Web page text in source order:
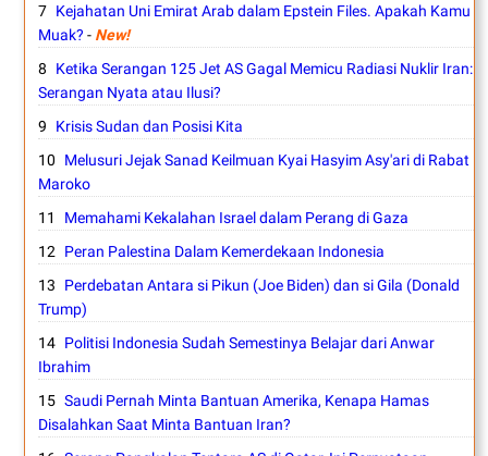
Kejahatan Uni Emirat Arab dalam Epstein Files. Apakah Kamu
Muak? - New!
Ketika Serangan 125 Jet AS Gagal Memicu Radiasi Nuklir Iran:
Serangan Nyata atau Ilusi?
Krisis Sudan dan Posisi Kita
Melusuri Jejak Sanad Keilmuan Kyai Hasyim Asy'ari di Rabat
Maroko
Memahami Kekalahan Israel dalam Perang di Gaza
Peran Palestina Dalam Kemerdekaan Indonesia
Perdebatan Antara si Pikun (Joe Biden) dan si Gila (Donald
Trump)
Politisi Indonesia Sudah Semestinya Belajar dari Anwar
Ibrahim
Saudi Pernah Minta Bantuan Amerika, Kenapa Hamas
Disalahkan Saat Minta Bantuan Iran?